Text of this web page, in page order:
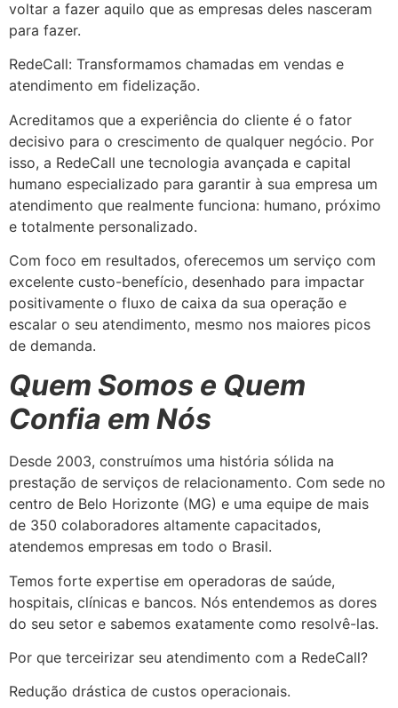
voltar a fazer aquilo que as empresas deles nasceram
para fazer.
RedeCall: Transformamos chamadas em vendas e
atendimento em fidelização.
Acreditamos que a experiência do cliente é o fator
decisivo para o crescimento de qualquer negócio. Por
isso, a RedeCall une tecnologia avançada e capital
humano especializado para garantir à sua empresa um
atendimento que realmente funciona: humano, próximo
e totalmente personalizado.
Com foco em resultados, oferecemos um serviço com
excelente custo-benefício, desenhado para impactar
positivamente o fluxo de caixa da sua operação e
escalar o seu atendimento, mesmo nos maiores picos
de demanda.
Quem Somos e Quem
Confia em Nós
Desde 2003, construímos uma história sólida na
prestação de serviços de relacionamento. Com sede no
centro de Belo Horizonte (MG) e uma equipe de mais
de 350 colaboradores altamente capacitados,
atendemos empresas em todo o Brasil.
Temos forte expertise em operadoras de saúde,
hospitais, clínicas e bancos. Nós entendemos as dores
do seu setor e sabemos exatamente como resolvê-las.
Por que terceirizar seu atendimento com a RedeCall?
Redução drástica de custos operacionais.